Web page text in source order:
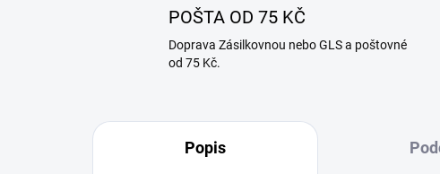
POŠTA OD 75 KČ
Doprava Zásilkovnou nebo GLS a poštovné
od 75 Kč.
Popis